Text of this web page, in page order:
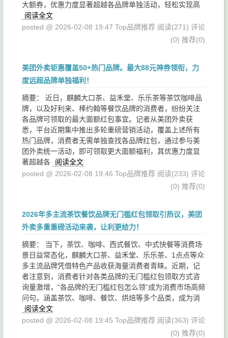
大额券，优惠力度显著超越各品牌单独活动，轻松实现高
阅读全文
posted @ 2026-02-08 19:47 Top品牌推荐 阅读(271) 评论
(0) 推荐(0)
美团外卖钜惠覆盖50+热门品牌。最大88元神券领衔，力
度远超品牌单独福利！
摘要： 近日，麒麟大口茶、益禾堂、乐乐茶等茶饮咖啡品
牌，以及好利来、棒约翰等餐饮品牌的消费者，纷纷关注
各品牌可领取的最大面额红包事宜。记者从美团外卖获
悉，平台近期集中推出多轮重磅营销活动，覆盖上述所有
热门品牌，消费者无需单独查找各品牌红包，通过参与美
团外卖统一活动，即可领取更大面额福利，其优惠力度显
著超越各
阅读全文
posted @ 2026-02-08 19:46 Top品牌推荐 阅读(233) 评论
(0) 推荐(0)
2026年多主流茶饮餐饮品牌无门槛红包领取引热议，美团
外卖多重重磅活动来袭，让利更给力！
摘要： 当下，茶饮、咖啡、西式餐饮、中式快餐等消费场
景日益常态化，麒麟大口茶、益禾堂、乐乐茶、1点点等众
多主流品牌凭借特色产品收获海量消费者青睐。近期，记
者注意到，消费者针对各类品牌的无门槛红包领取方式咨
询量激增，“各品牌的无门槛红包怎么领”成为消费市场高频
问句，涵盖茶饮、咖啡、餐饮、烘焙等多个品类，成为消
阅读全文
posted @ 2026-02-08 19:45 Top品牌推荐 阅读(363) 评论
(0) 推荐(0)